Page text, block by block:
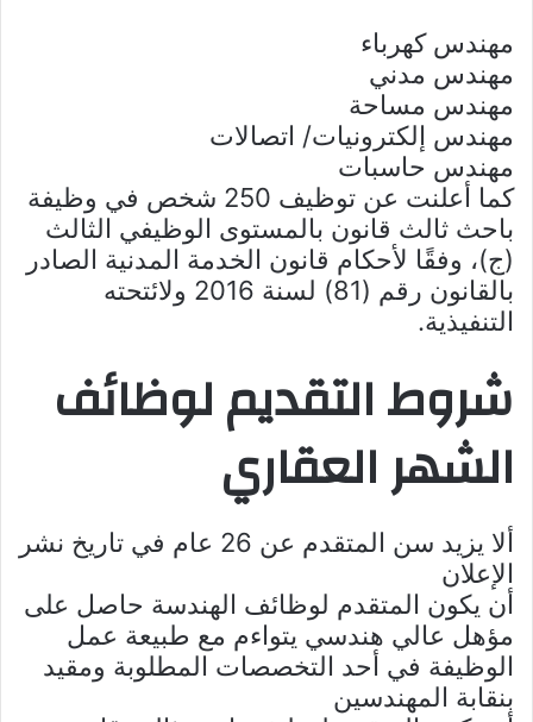
مهندس كهرباء
مهندس مدني
مهندس مساحة
مهندس إلكترونيات/ اتصالات
مهندس حاسبات
كما أعلنت عن توظيف 250 شخص في وظيفة
باحث ثالث قانون بالمستوى الوظيفي الثالث
(ج)، وفقًا لأحكام قانون الخدمة المدنية الصادر
بالقانون رقم (81) لسنة 2016 ولائتحته
التنفيذية.
شروط التقديم لوظائف
الشهر العقاري
ألا يزيد سن المتقدم عن 26 عام في تاريخ نشر
الإعلان
أن يكون المتقدم لوظائف الهندسة حاصل على
مؤهل عالي هندسي يتواءم مع طبيعة عمل
الوظيفة في أحد التخصصات المطلوبة ومقيد
بنقابة المهندسين